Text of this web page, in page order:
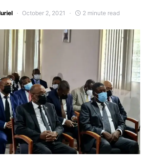
October 2, 2021 2 minute read